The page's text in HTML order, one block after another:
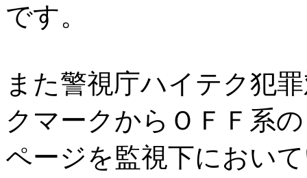
です。
また警視庁ハイテク犯
クマークからＯＦＦ系の
ページを監視下におい